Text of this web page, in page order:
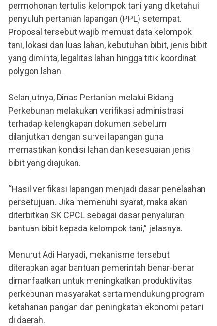
permohonan tertulis kelompok tani yang diketahui
penyuluh pertanian lapangan (PPL) setempat.
Proposal tersebut wajib memuat data kelompok
tani, lokasi dan luas lahan, kebutuhan bibit, jenis bibit
yang diminta, legalitas lahan hingga titik koordinat
polygon lahan.
Selanjutnya, Dinas Pertanian melalui Bidang
Perkebunan melakukan verifikasi administrasi
terhadap kelengkapan dokumen sebelum
dilanjutkan dengan survei lapangan guna
memastikan kondisi lahan dan kesesuaian jenis
bibit yang diajukan.
“Hasil verifikasi lapangan menjadi dasar penelaahan
persetujuan. Jika memenuhi syarat, maka akan
diterbitkan SK CPCL sebagai dasar penyaluran
bantuan bibit kepada kelompok tani,” jelasnya.
Menurut Adi Haryadi, mekanisme tersebut
diterapkan agar bantuan pemerintah benar-benar
dimanfaatkan untuk meningkatkan produktivitas
perkebunan masyarakat serta mendukung program
ketahanan pangan dan peningkatan ekonomi petani
di daerah.